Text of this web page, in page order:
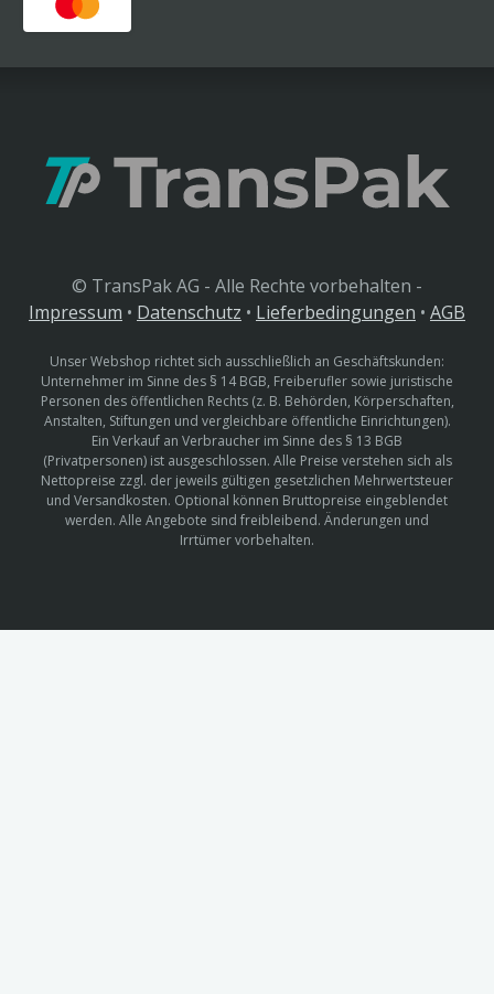
© TransPak AG - Alle Rechte vorbehalten -
Impressum • Datenschutz • Lieferbedingungen • AGB
Unser Webshop richtet sich ausschließlich an Geschäftskunden:
Unternehmer im Sinne des § 14 BGB, Freiberufler sowie juristische
Personen des öffentlichen Rechts (z. B. Behörden, Körperschaften,
Anstalten, Stiftungen und vergleichbare öffentliche Einrichtungen).
Ein Verkauf an Verbraucher im Sinne des § 13 BGB
(Privatpersonen) ist ausgeschlossen. Alle Preise verstehen sich als
Nettopreise zzgl. der jeweils gültigen gesetzlichen Mehrwertsteuer
und Versandkosten. Optional können Bruttopreise eingeblendet
werden. Alle Angebote sind freibleibend. Änderungen und
Irrtümer vorbehalten.